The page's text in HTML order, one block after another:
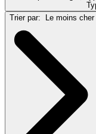
Trier par: Le moins cher